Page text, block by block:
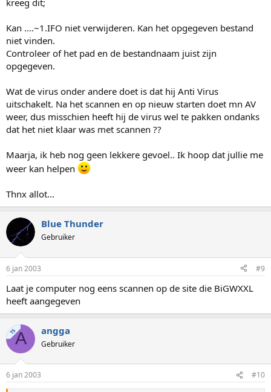
kreeg dit;
Kan ....~1.IFO niet verwijderen. Kan het opgegeven bestand
niet vinden.
Controleer of het pad en de bestandnaam juist zijn
opgegeven.
Wat de virus onder andere doet is dat hij Anti Virus
uitschakelt. Na het scannen en op nieuw starten doet mn AV
weer, dus misschien heeft hij de virus wel te pakken ondanks
dat het niet klaar was met scannen ??
Maarja, ik heb nog geen lekkere gevoel.. Ik hoop dat jullie me
weer kan helpen
Thnx allot...
Blue Thunder
Gebruiker
6 jan 2003 #9
Laat je computer nog eens scannen op de site die BiGWXXL
heeft aangegeven
TSA angga
Gebruiker
6 jan 2003 #10